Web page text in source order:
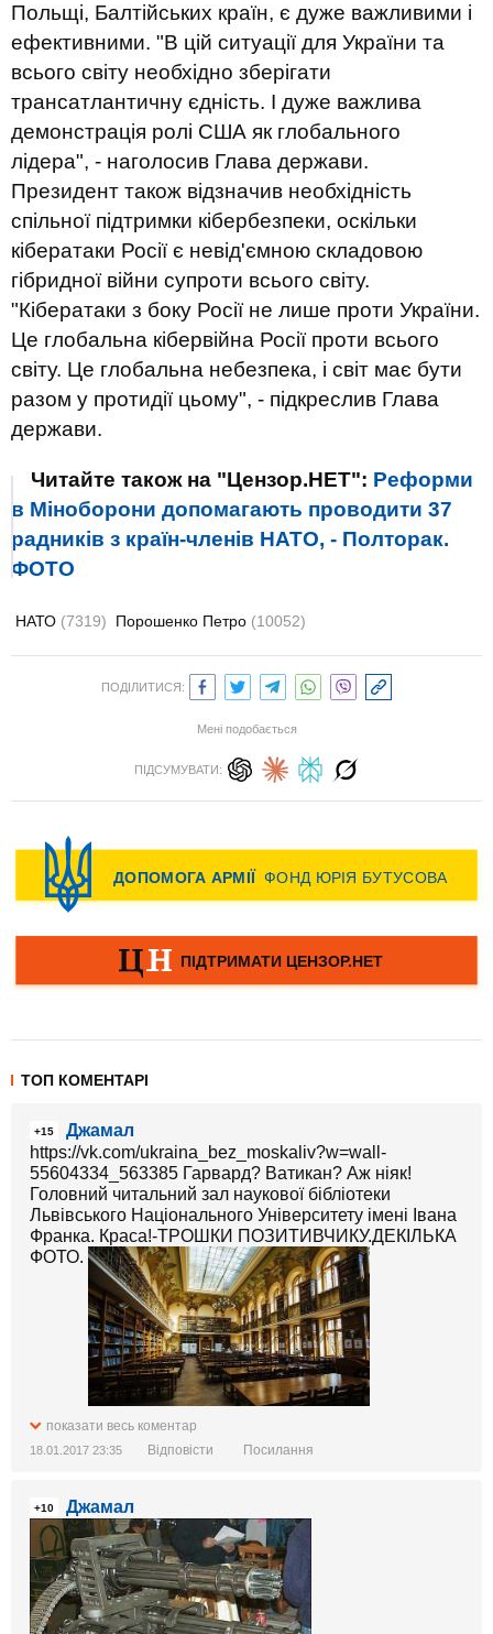
Польщі, Балтійських країн, є дуже важливими і
ефективними. "В цій ситуації для України та
всього світу необхідно зберігати
трансатлантичну єдність. І дуже важлива
демонстрація ролі США як глобального
лідера", - наголосив Глава держави.
Президент також відзначив необхідність
спільної підтримки кібербезпеки, оскільки
кібератаки Росії є невід'ємною складовою
гібридної війни супроти всього світу.
"Кібератаки з боку Росії не лише проти України.
Це глобальна кібервійна Росії проти всього
світу. Це глобальна небезпека, і світ має бути
разом у протидії цьому", - підкреслив Глава
держави.
Читайте також на "Цензор.НЕТ": Реформи
в Міноборони допомагають проводити 37
радників з країн-членів НАТО, - Полторак.
ФОТО
НАТО (7319) Порошенко Петро (10052)
ПОДІЛИТИСЯ:
Мені подобається
ПІДСУМУВАТИ:
ТОП КОМЕНТАРІ
+15
Джамал
https://vk.com/ukraina_bez_moskaliv?w=wall-
55604334_563385 Гарвард? Ватикан? Аж ніяк!
Головний читальний зал наукової бібліотеки
Львівського Національного Університету імені Івана
Франка. Краса!-ТРОШКИ ПОЗИТИВЧИКУ.ДЕКІЛЬКА
ФОТО.
показати весь коментар
18.01.2017 23:35 Відповісти Посилання
+10 Джамал